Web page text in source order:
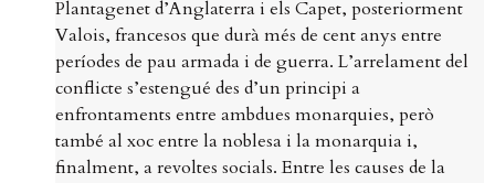
Plantagenet d’Anglaterra i els Capet, posteriorment
Valois, francesos que durà més de cent anys entre
períodes de pau armada i de guerra. L’arrelament del
conflicte s’estengué des d’un principi a
enfrontaments entre ambdues monarquies, però
també al xoc entre la noblesa i la monarquia i,
finalment, a revoltes socials. Entre les causes de la